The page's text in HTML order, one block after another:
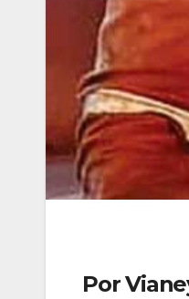
Por